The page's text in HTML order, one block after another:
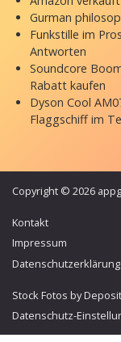
Gurman
Funkstille im
Antworten
Soundcore
Rabatt kaufen
Dyson Cool
Flaggschiff im
Copyright © 2026
Kontakt
Impressum
Datenschutzerklärung
Stock Fotos by
Datenschutz-